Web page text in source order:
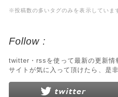
※投稿数の多いタグのみを表示していま
Follow :
twitter・rssを使って最新の更新情
サイトが気に入って頂けたら、是